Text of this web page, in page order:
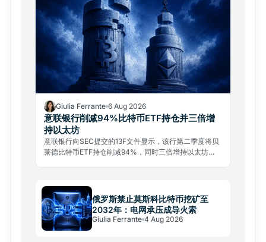
Giulia Ferrante 6 Aug 2026
意联银行削减94%比特币ETF持仓并三倍增
持以太坊
意联银行向SEC提交的13F文件显示，该行第二季度将贝
莱德比特币ETF持仓削减94%，同时三倍增持以太坊
俄罗斯禁止莫斯科比特币挖矿至
2032年：电网承压成导火索
Giulia Ferrante 4 Aug 2026